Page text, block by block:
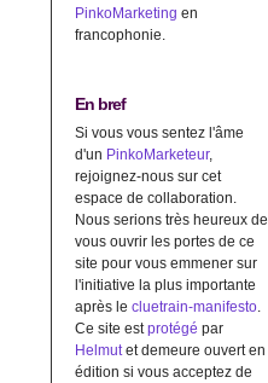
PinkoMarketing en
francophonie.
En bref
Si vous vous sentez l'âme
d'un PinkoMarketeur,
rejoignez-nous sur cet
espace de collaboration.
Nous serions très heureux de
vous ouvrir les portes de ce
site pour vous emmener sur
l'initiative la plus importante
après le cluetrain-manifesto.
Ce site estprotégé par
Helmutet demeure ouvert en
édition si vous acceptez de